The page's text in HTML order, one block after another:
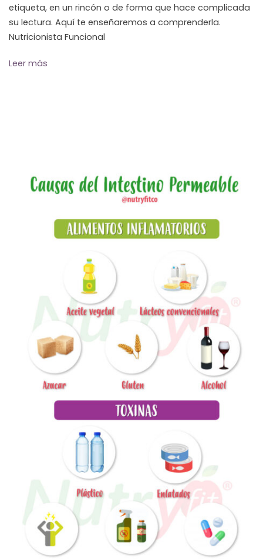
etiqueta, en un rincón o de forma que hace complicada
su lectura. Aquí te enseñaremos a comprenderla.
Nutricionista Funcional
Leer más